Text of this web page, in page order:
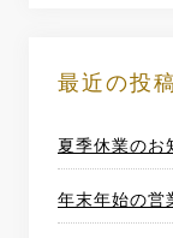
最近の投
夏季休業の
年末年始の営